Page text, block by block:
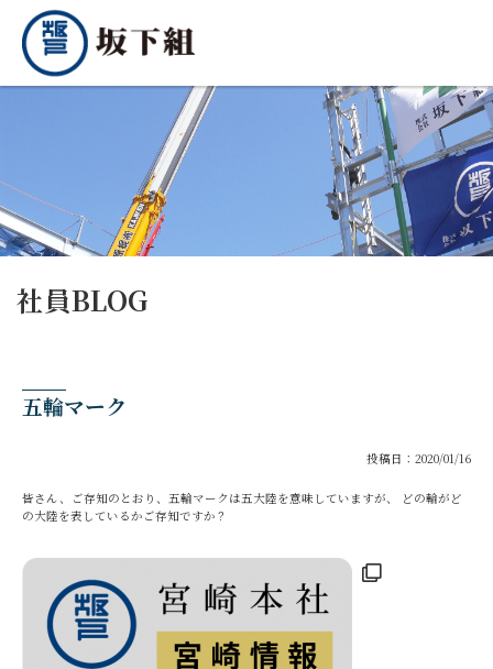
社員BLOG
五輪マーク
投稿日：2020/01/16
皆さん、ご存知のとおり、五輪マークは五大陸を意味していますが、 どの輪がど
の大陸を表しているかご存知ですか？